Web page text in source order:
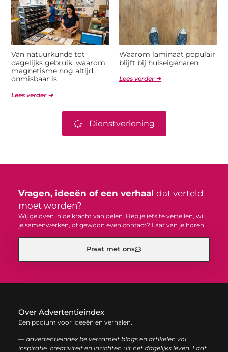
Van natuurkunde tot
dagelijks gebruik: waarom
magnetisme nog altijd
onmisbaar is
Lees verder ➜
Waarom laminaat populair
blijft bij huiseigenaren
Lees verder ➜
Dienstverlening
Vragen, ideeën of een verhaal dat verteld
moet worden?
Wij geloven in de kracht van delen. Heb je iets te vertellen, wil
je samenwerken, of gewoon even contact? Laat van je horen!
Praat met ons
Over Advertentieindex
Een podium voor ideeën en verhalen.
— advertentieindex.be verzamelt blogs en artikelen vol
inspiratie, creativiteit en inzichten uit het dagelijks leven. Laat